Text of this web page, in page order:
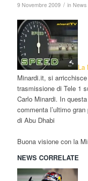
9 Novembre 2009 / in News
La
Minardi.it, si
trasmissione di Tele 1
Carlo Minardi. In
commenta l’ultimo
di Abu Dhabi
Buona visione con la
NEWS CORRELATE